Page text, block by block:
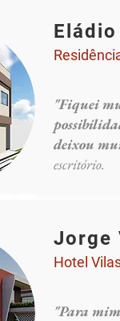
"Fiquei
deixou
escritório.
Jorge
Hotel
"Para